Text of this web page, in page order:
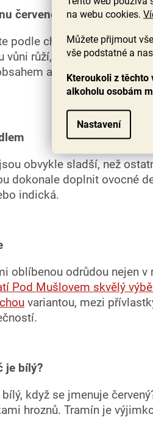
na webu cookies.
Můžete přijmout
vše podstatné a
Kteroukoli z těchto
alkoholu osobám
Nastavení
červeného
podle charakteristických
vůni růží, litchi, fialek,
alkoholu. Obvykle
obvykle sladší, než
dokonale doplnit ovocné
indická.
oblíbenou odrůdou nejen
Pod Mušlovem skvělý
variantou, mezi
je bílý?
když se jmenuje
hroznů. Tramín je